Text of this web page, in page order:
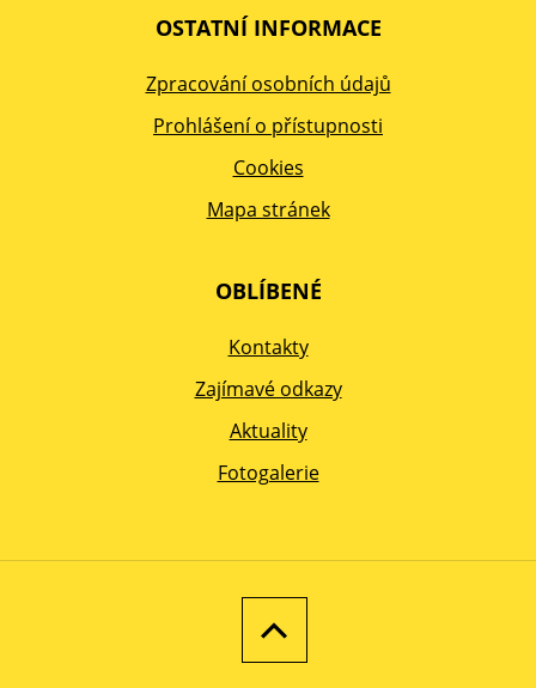
OSTATNÍ INFORMACE
Zpracování osobních údajů
Prohlášení o přístupnosti
Cookies
Mapa stránek
OBLÍBENÉ
Kontakty
Zajímavé odkazy
Aktuality
Fotogalerie